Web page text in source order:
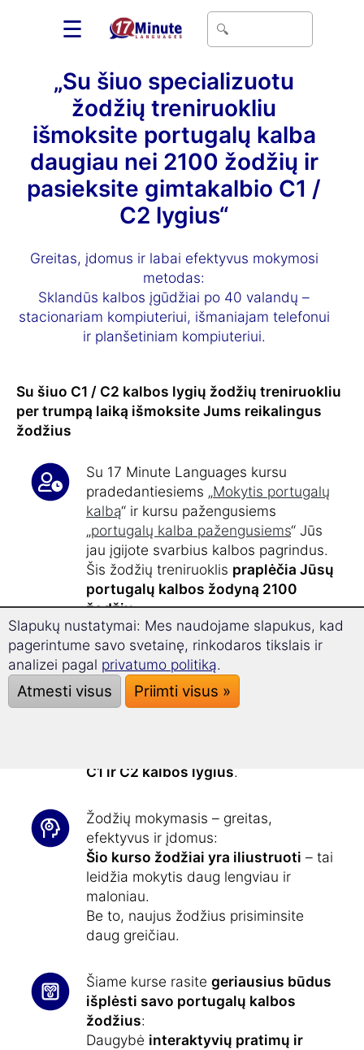
☰
„Su šiuo specializuotu
žodžių treniruokliu
išmoksite portugalų kalba
daugiau nei 2100 žodžių ir
pasieksite gimtakalbio C1 /
C2 lygius“
Greitas, įdomus ir labai efektyvus mokymosi
metodas:
Sklandūs kalbos įgūdžiai po 40 valandų –
stacionariam kompiuteriui, išmaniajam telefonui
ir planšetiniam kompiuteriui.
Su šiuo C1 / C2 kalbos lygių žodžių treniruokliu
per trumpą laiką išmoksite Jums reikalingus
žodžius
Su 17 Minute Languages kursu
pradedantiesiems „Mokytis portugalų
kalbą“ ir kursu pažengusiems
„portugalų kalba pažengusiems“ Jūs
jau įgijote svarbius kalbos pagrindus.
Šis žodžių treniruoklis praplėčia Jūsų
portugalų kalbos žodyną 2100
žodžių.
Turėdamilaiko studijoms tik 17
minučių studijųper dieną, mokysitės
efektyviai ir tikslingai.
Po maždaug40 valandų studijų
C1 ir C2 kalbos lygius.
Žodžių mokymasis – greitas,
efektyvus ir įdomus:
Šio kurso žodžiai yra iliustruoti – tai
leidžia mokytis daug lengviau ir
maloniau.
Be to, naujus žodžius prisiminsite
daug greičiau.
Šiame kurse rasite geriausius būdus
išplėsti savo portugalų kalbos
žodžius:
Daugybė interaktyvių pratimų ir
Slapukų nustatymai: Mes naudojame slapukus, kad
pagerintume savo svetainę, rinkodaros tikslais ir
analizei pagal privatumo politiką.
Atmesti visus Priimti visus »